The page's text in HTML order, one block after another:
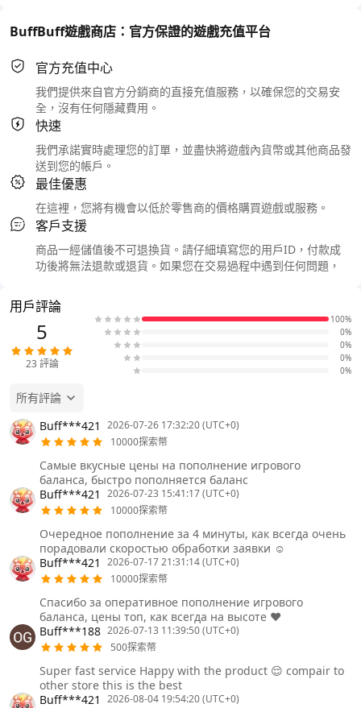
BuffBuff遊戲商店：官方保證的遊戲充值平台
官方充值中心
我們提供來自官方分銷商的直接充值服務，以確保您的交易安
全，沒有任何隱藏費用。
快速
我們承諾實時處理您的訂單，並盡快將遊戲內貨幣或其他商品發
送到您的帳戶。
最佳優惠
在這裡，您將有機會以低於零售商的價格購買遊戲或服務。
客戶支援
商品一經儲值後不可退換貨。請仔細填寫您的用戶ID，付款成
功後將無法退款或退貨。如果您在交易過程中遇到任何問題，
用戶評論
5
23 評論
100%
0%
0%
0%
0%
所有評論
Buff***421
2026-07-26 17:32:20 (UTC+0)
10000探索幣
Самые вкусные цены на пополнение игрового
баланса, быстро пополняется баланс
Buff***421
2026-07-23 15:41:17 (UTC+0)
10000探索幣
Очередное пополнение за 4 минуты, как всегда очень
порадовали скоростью обработки заявки ☺️
Buff***421
2026-07-17 21:31:14 (UTC+0)
10000探索幣
Спасибо за оперативное пополнение игрового
баланса, цены топ, как всегда на высоте ❤️
Buff***188 2026-07-13 11:39:50 (UTC+0)
500探索幣
Super fast service Happy with the product 😌 compair to
other store this is the best
Buff***421
2026-08-04 19:54:20 (UTC+0)